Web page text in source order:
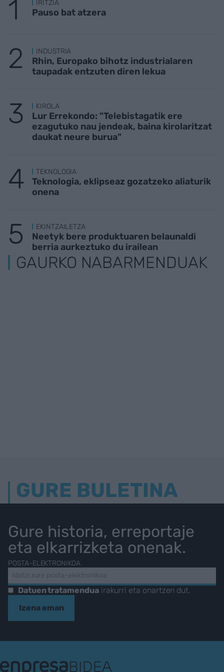
IRITZIA
Pauso bat atzera
INDUSTRIA
Rhin, Europako bihotz industrialaren
taupadak entzuten diren lekua
KIROLA
Lur Errekondo: "Telebistagatik ere
ezagutuko nau jendeak, baina kirolaritzat
daukat neure burua"
TEKNOLOGIA
Teknologia, eklipseaz gozatzeko aliaturik
onena
EKINTZAILETZA
Neetyk bere produktuaren belaunaldi
berria aurkeztuko du irailean
GAURKO NABARMENDUAK
GURE BULETINA
Gure historia, erreportaje
eta elkarrizketa onenak.
POSTA-ELEKTRONIKOA
Datuen tratamenduairakurri eta onartzen dut.
Izena eman